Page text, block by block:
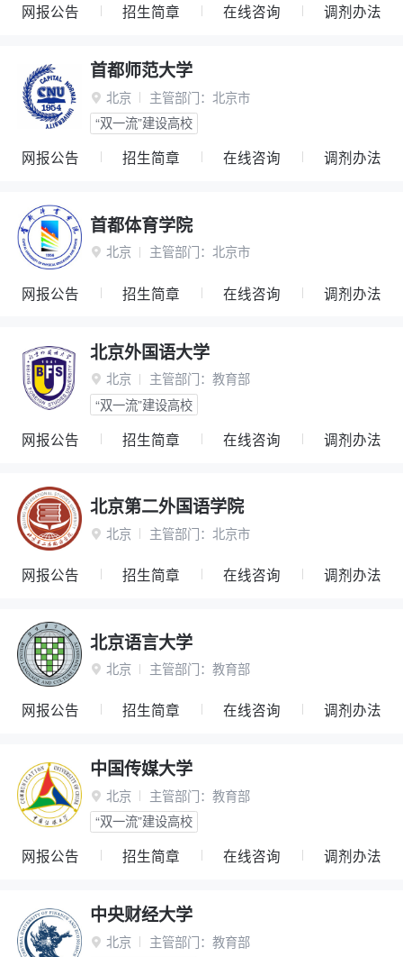
网报公告 招生简章 在线咨询 调剂办法
首都师范大学
 北京 主管部门： 北京市
“双一流”建设高校
网报公告 招生简章 在线咨询 调剂办法
首都体育学院
 北京 主管部门： 北京市
网报公告 招生简章 在线咨询 调剂办法
北京外国语大学
 北京 主管部门： 教育部
“双一流”建设高校
网报公告 招生简章 在线咨询 调剂办法
北京第二外国语学院
 北京 主管部门： 北京市
网报公告 招生简章 在线咨询 调剂办法
北京语言大学
 北京 主管部门： 教育部
网报公告 招生简章 在线咨询 调剂办法
中国传媒大学
 北京 主管部门： 教育部
“双一流”建设高校
网报公告 招生简章 在线咨询 调剂办法
中央财经大学
 北京 主管部门： 教育部